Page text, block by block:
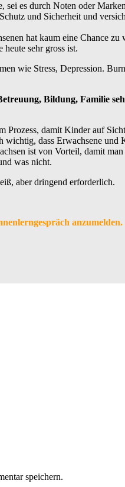
sei es durch Noten oder
und Sicherheit und
hat kaum eine Chance
sehr gross ist.
wie Stress, Depression.
Bildung, Familie
damit Kinder auf
wichtig, dass Erwachsene
ist von Vorteil, damit
was nicht.
aber dringend erforderlich.
anzumelden.
speichern.